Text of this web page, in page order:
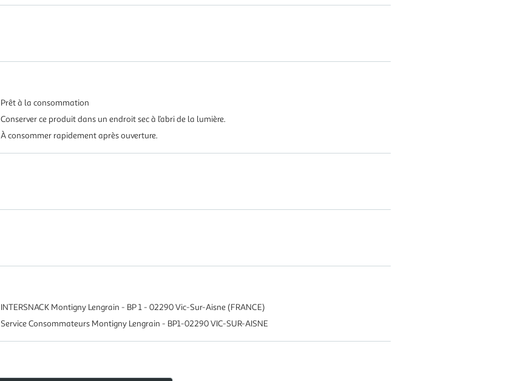
Prêt à la consommation
Conserver ce produit dans un endroit sec à l’abri de la lumière.
À consommer rapidement après ouverture.
INTERSNACK Montigny Lengrain - BP 1 - 02290 Vic-Sur-Aisne (FRANCE)
Service Consommateurs Montigny Lengrain - BP1-02290 VIC-SUR-AISNE